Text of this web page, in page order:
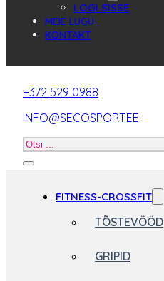
LOGI SISSE
MEIE LUGU
KONTAKT
+372 529 0988
INFO@SECOSPORT.EE
Otsi
FITNESS-CROSSFIT
TÕSTEVÖÖD
GRIPID